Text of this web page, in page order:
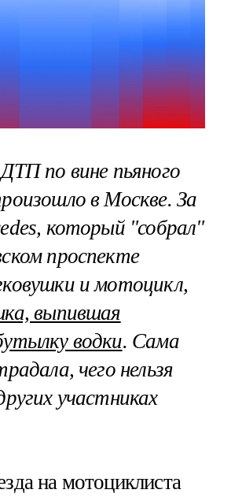
по вине пьяного
в Москве. За
который "собрал"
проспекте
и мотоцикл,
выпившая
водки. Сама
чего нельзя
участниках
на мотоциклиста